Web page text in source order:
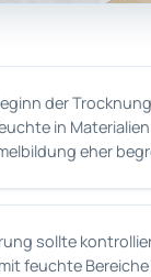
der
in
eher
sollte
feuchte